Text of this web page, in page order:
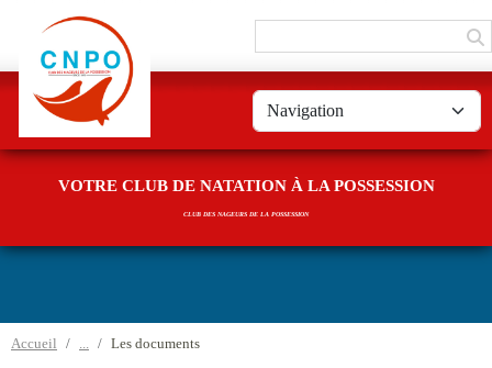
VOTRE CLUB DE NATATION À LA POSSESSION
CLUB DES NAGEURS DE LA POSSESSION
Accueil Les documents
Panneau de gestion des cookies